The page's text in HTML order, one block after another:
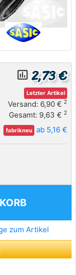
insert_chart_outlined 2,73 €
Letzter Artikel
Versand: 6,90 € 2
Gesamt: 9,63 € 2
fabrikneu ab 5,16 €
zum Artikel